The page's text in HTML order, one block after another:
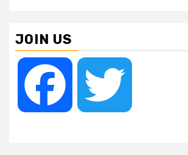
JOIN US
Facebook